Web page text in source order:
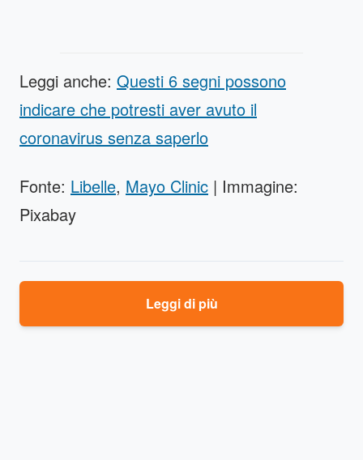
Leggi anche: Questi 6 segni possono
indicare che potresti aver avuto il
coronavirus senza saperlo
Fonte: Libelle, Mayo Clinic | Immagine:
Pixabay
Leggi di più